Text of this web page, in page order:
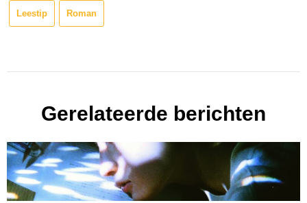
Leestip Roman
Gerelateerde berichten